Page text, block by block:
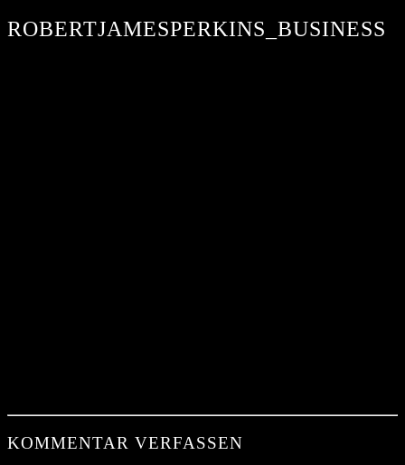
ROBERTJAMESPERKINS_BUSINESS
KOMMENTAR VERFASSEN